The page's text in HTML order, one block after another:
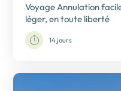
Voyage Annulation
léger, en toute liberté
14 jours